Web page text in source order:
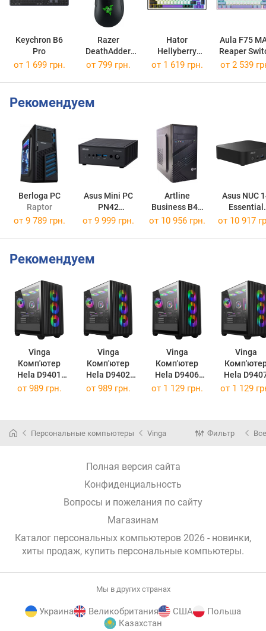
Keychron B6
Pro
Razer
DeathAdder
Essential
Hator
Hellyberry
HK75 Wireless
Aula F75
Reaper
от 1 699 грн. от 799 грн. от 1 619 грн. от 2 539
Рекомендуем
Berloga PC
Raptor
Asus Mini PC
PN42
PN42-BBN100MV
Artline
Business B41
B41v03
Asus NUC
Essential
от 9 789 грн. от 9 999 грн. от 10 956 грн. от 10 917
Рекомендуем
Vinga
Комп'ютер
Hela D9401
R7M32G5080W
Vinga
Комп'ютер
Hela D9402
R7M32G5080W
Vinga
Комп'ютер
Hela D9406
R7M32G5080.D
Vinga
Hela
от 989 грн. от 989 грн. от 1 129 грн. от 1 129
Персональные компьютеры Vinga Фильтр
Полная версия сайта
Конфиденциальность
Вопросы и пожелания по сайту
Магазинам
Каталог персональных компьютеров 2026 - новинки,
хиты продаж, купить персональные компьютеры.
Мы в других странах
Украина Великобритания США
Польша
Казахстан